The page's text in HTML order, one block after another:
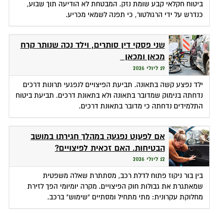
ביטוח חקלאי קבע שומת נזק. המבטחת לא הודיעה תוך שבוע,
כנדרש על ידי הרגולטור, כי תפנה לשמאי מכריע.
שני פסקי דין סותרים, וילד נכה שנותר קרח
מכאן ומכאן
19 ליולי 2026
ילד נפצע קשה בתאונה. תביעת הפיצויים לנפגעי תרונות דרכים
נדחתה בנימוק שמדובר בתאונה ולא בתאונת דרכים. תביעת ביטוח
התלמידים נדחתה כי מדובר בתאונת דרכים.
אם לפעוט נפגעה במהלך חגירתו במושב
הבטיחות. האם זכאית לפיצויים?
12 ליולי 2026
בין בור ניקוז פתוח לדלת רכב, מסתתרת שאלה משפטית
שמאתגרת את גבולות חוק הפיצויים. מקרה יומיומי הפך לזירת
מחלוקת עקרונית: מתי מתחיל ומסתיים "שימוש" ברכב.